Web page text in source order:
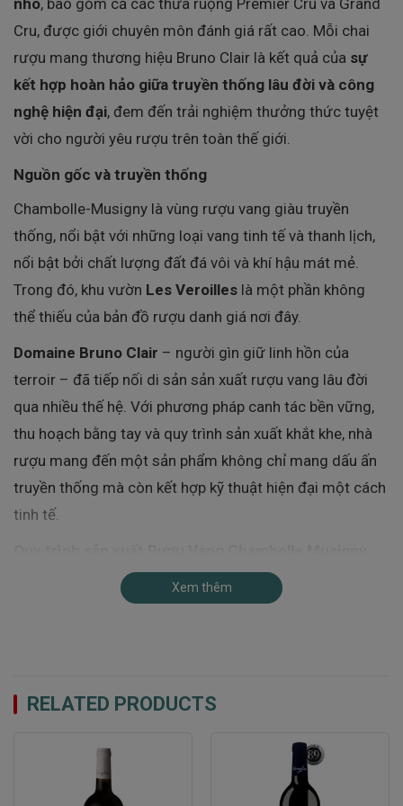
Cru, được giới chuyên môn đánh giá rất cao. Mỗi chai
rượu mang thương hiệu Bruno Clair là kết quả của sự
kết hợp hoàn hảo giữa truyền thống lâu đời và công
nghệ hiện đại, đem đến trải nghiệm thưởng thức tuyệt
vời cho người yêu rượu trên toàn thế giới.
Nguồn gốc và truyền thống
Chambolle-Musigny là vùng rượu vang giàu truyền
thống, nổi bật với những loại vang tinh tế và thanh lịch,
nổi bật bởi chất lượng đất đá vôi và khí hậu mát mẻ.
Trong đó, khu vườn Les Veroilles là một phần không
thể thiếu của bản đồ rượu danh giá nơi đây.
Domaine Bruno Clair – người gìn giữ linh hồn của
terroir – đã tiếp nối di sản sản xuất rượu vang lâu đời
qua nhiều thế hệ. Với phương pháp canh tác bền vững,
thu hoạch bằng tay và quy trình sản xuất khắt khe, nhà
rượu mang đến một sản phẩm không chỉ mang dấu ấn
truyền thống mà còn kết hợp kỹ thuật hiện đại một cách
tinh tế.
chất lượng và bản sắc terroir.
tay vào thời điểm lý tưởng nhất, đảm bảo trái nho đạt
độ chín hoàn hảo, giữ nguyên hương vị tự nhiên và
Xem thêm
RELATED PRODUCTS